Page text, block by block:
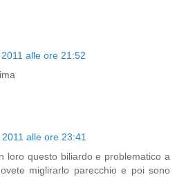
alle ore 21:52
alle ore 23:41
loro questo biliardo e problematico a
miglirarlo parecchio e poi sono